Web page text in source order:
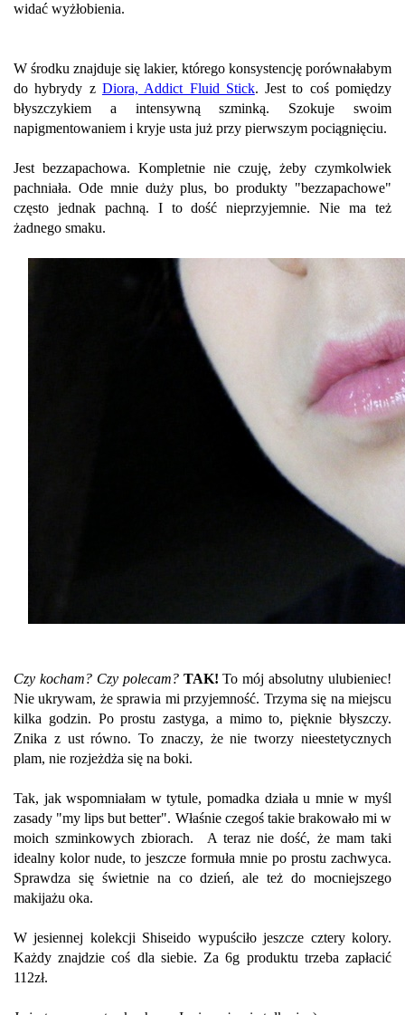
widać wyżłobienia.
W środku znajduje się lakier, którego konsystencję porównałabym
do hybrydy z Diora, Addict Fluid Stick. Jest to coś pomiędzy
błyszczykiem a intensywną szminką. Szokuje swoim
napigmentowaniem i kryje usta już przy pierwszym pociągnięciu.
Jest bezzapachowa. Kompletnie nie czuję, żeby czymkolwiek
pachniała. Ode mnie duży plus, bo produkty "bezzapachowe"
często jednak pachną. I to dość nieprzyjemnie. Nie ma też
żadnego smaku.
Czy kocham? Czy polecam? TAK!To mój absolutny ulubieniec!
Nie ukrywam, że sprawia mi przyjemność. Trzyma się na miejscu
kilka godzin. Po prostu zastyga, a mimo to, pięknie błyszczy.
Znika z ust równo. To znaczy, że nie tworzy nieestetycznych
plam, nie rozjeżdża się na boki.
Tak, jak wspomniałam w tytule, pomadka działa u mnie w myśl
zasady "my lips but better". Właśnie czegoś takie brakowało mi w
moich szminkowych zbiorach. A teraz nie dość, że mam taki
idealny kolor nude, to jeszcze formuła mnie po prostu zachwyca.
Sprawdza się świetnie na co dzień, ale też do mocniejszego
makijażu oka.
W jesiennej kolekcji Shiseido wypuściło jeszcze cztery kolory.
Każdy znajdzie coś dla siebie. Za 6g produktu trzeba zapłacić
112zł.